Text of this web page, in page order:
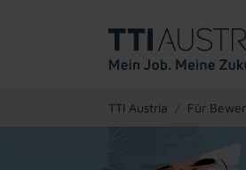
TTI Austria Für